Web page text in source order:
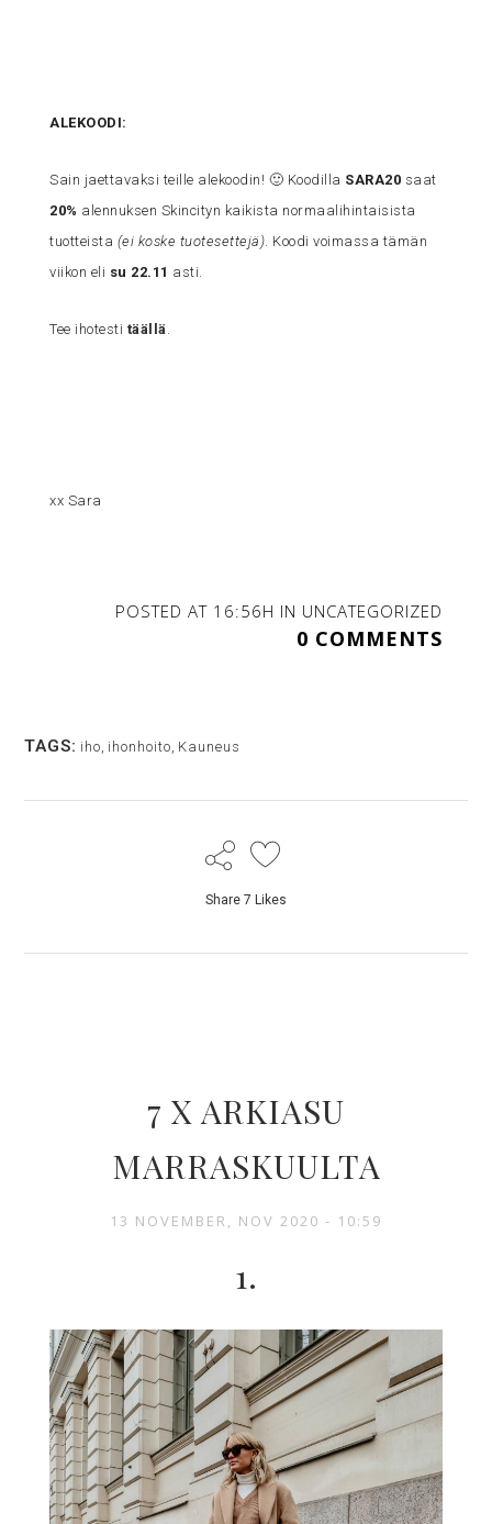
ALEKOODI:
Sain jaettavaksi teille alekoodin! 🙂 Koodilla SARA20 saat
20% alennuksen Skincityn kaikista normaalihintaisista
tuotteista (ei koske tuotesettejä). Koodi voimassa tämän
viikon eli su 22.11 asti.
Tee ihotesti täällä.
xx Sara
POSTED AT 16:56H IN UNCATEGORIZED
0 COMMENTS
TAGS: iho, ihonhoito, Kauneus
Share 7 Likes
7 X ARKIASU
MARRASKUULTA
13 NOVEMBER, NOV 2020 - 10:59
1.